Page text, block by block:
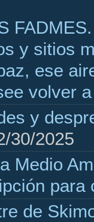
y sitios
ese
volver
y
30/2025
Medio
para
de